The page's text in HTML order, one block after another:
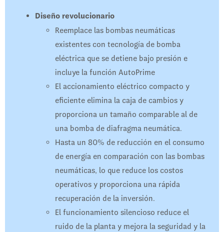
Diseño revolucionario
Reemplace las bombas neumáticas
existentes con tecnología de bomba
eléctrica que se detiene bajo presión e
incluye la función AutoPrime
El accionamiento eléctrico compacto y
eficiente elimina la caja de cambios y
proporciona un tamaño comparable al de
una bomba de diafragma neumática.
Hasta un 80% de reducción en el consumo
de energía en comparación con las bombas
neumáticas, lo que reduce los costos
operativos y proporciona una rápida
recuperación de la inversión.
El funcionamiento silencioso reduce el
ruido de la planta y mejora la seguridad y la